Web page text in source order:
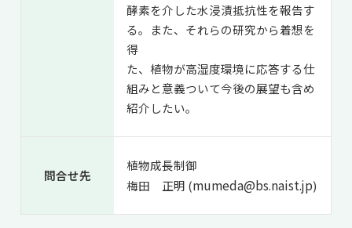
酵素を介した水浸漬抵抗性を報告す
る。また、それらの研究から着想を
得
た、植物が高湿度環境に応答する仕
組みと意義ついて今後の展望も含め
紹介したい。
問合せ先
植物成長制御
梅田 正明 (mumeda@bs.naist.jp)